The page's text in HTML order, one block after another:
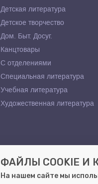
Детская литература
Детское творчество
Дом. Быт. Досуг.
Канцтовары
С отделениями
Специальная литература
Учебная литература
Художественная литература
ФАЙЛЫ COOKIE
На нашем сайте мы